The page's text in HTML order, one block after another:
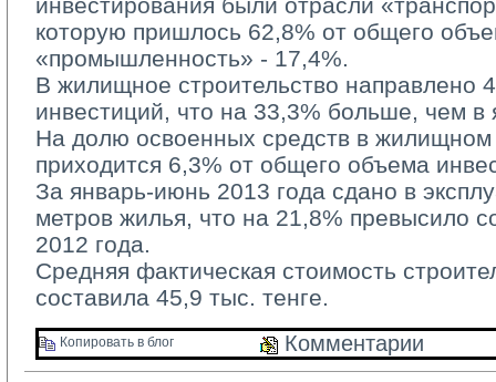
которую пришлось 62,8% от общего
«промышленность» - 17,4%.
В жилищное строительство направлено
инвестиций, что на 33,3% больше, чем в
На долю освоенных средств в жилищном
приходится 6,3% от общего объема
За январь-июнь 2013 года сдано в
метров жилья, что на 21,8% превысило
2012 года.
Средняя фактическая стоимость
составила 45,9 тыс. тенге.
Копировать в блог Комментарии